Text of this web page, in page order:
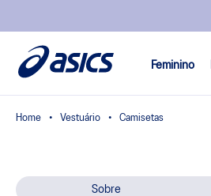
Feminino
Vestuário Camisetas
Sobre